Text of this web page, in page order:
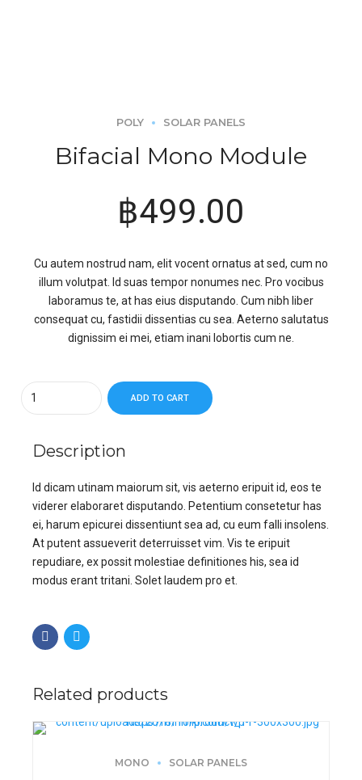
POLY SOLAR PANELS
Bifacial Mono Module
฿499.00
Cu autem nostrud nam, elit vocent ornatus at sed, cum no
illum volutpat. Id suas tempor nonumes nec. Pro vocibus
laboramus te, at has eius disputando. Cum nibh liber
consequat cu, fastidii dissentias cu sea. Aeterno salutatus
dignissim ei mei, etiam inani lobortis cum ne.
ADD TO CART
Description
Id dicam utinam maiorum sit, vis aeterno eripuit id, eos te
viderer elaboraret disputando. Petentium consetetur has
ei, harum epicurei dissentiunt sea ad, cu eum falli insolens.
At putent assueverit deterruisset vim. Vis te eripuit
repudiare, ex possit molestiae definitiones his, sea id
modus erant tritani. Solet laudem pro et.
Related products
MONO SOLAR PANELS